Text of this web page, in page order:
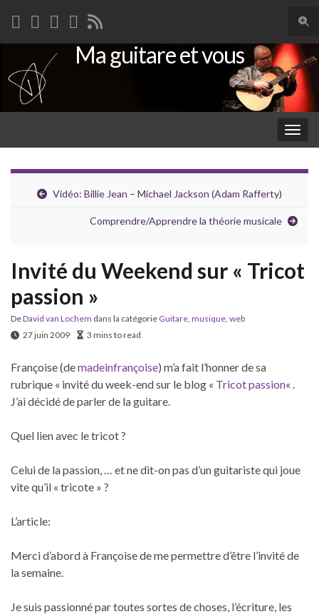
Search for:
Ma guitare et vous
Vidéo: Billie Jean – Michael Jackson (Adam Rafferty)
Comprendre/Apprendre la théorie musicale
Invité du Weekend sur « Tricot
passion »
DeDavid van Lochem dans la catégorie Guitare musique web
27 juin 2009
3 mins to read
Françoise (demadeinfrançoise) m’a fait l’honner de sa
rubrique « invité du week-end sur le blog « Tricot passion« .
J’ai décidé de parler de la guitare.
Quel lien avec le tricot ?
Celui de la passion, … et ne dit-on pas d’un guitariste qui joue
vite qu’il « tricote » ?
L’article:
Merci d’abord à Françoise de me permettre d’être l’invité de
la semaine.
Je suis passionné par toutes sortes de choses, l’écriture, les